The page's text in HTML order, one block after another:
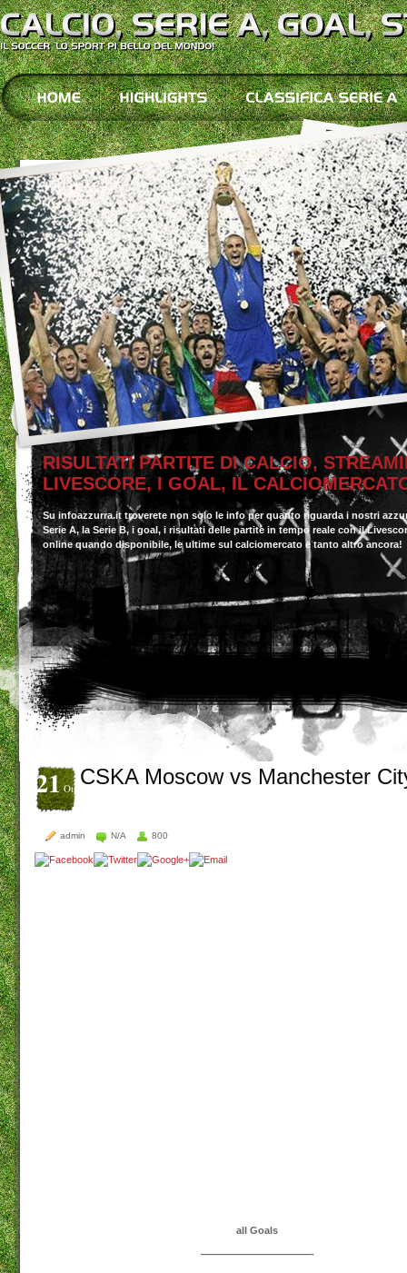
RISULTATI PARTITE DI CALCIO,
LIVESCORE, I GOAL, IL
Su infoazzurra.it troverete non solo le info per quanto riguarda i nostri
Serie A, la Serie B, i goal, i risultati delle partite in tempo reale con il
online quando disponibile, le ultime sul calciomercato e tanto altro ancora!
21Ott CSKA Moscow vs Manchester
admin N/A 800
all Goals
———————————-